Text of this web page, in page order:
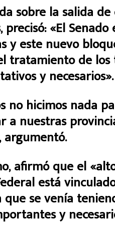
sobre la salida
precisó: «El
y este nuevo
tratamiento de los
y necesarios».
no hicimos nada
a nuestras
argumentó.
afirmó que el
está
que se venía
y